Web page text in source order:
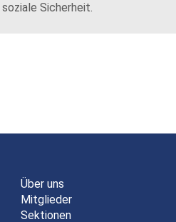
Sicherheit.
Über uns
Mitglieder
Sektionen